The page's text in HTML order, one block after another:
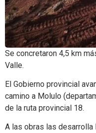
Se concretaron 4,5 km
Valle.
El Gobierno provincial
camino a Molulo
de la ruta provincial 18.
A las obras las desarrolla